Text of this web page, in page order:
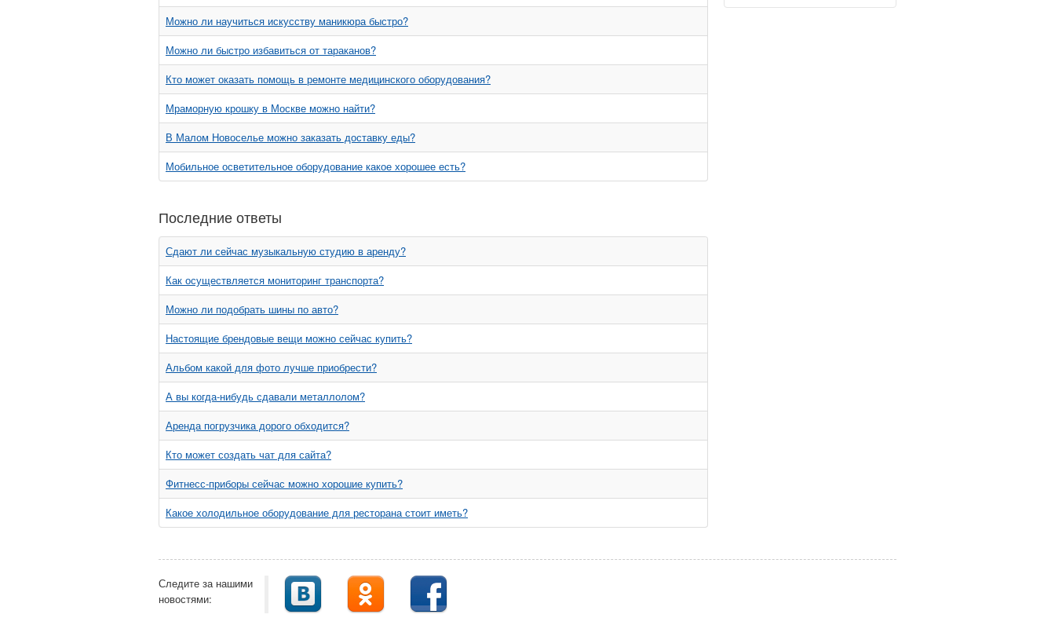
Можно ли научиться искусству маникюра быстро?
Можно ли быстро избавиться от тараканов?
Кто может оказать помощь в ремонте медицинского оборудования?
Мраморную крошку в Москве можно найти?
В Малом Новоселье можно заказать доставку еды?
Мобильное осветительное оборудование какое хорошее есть?
Последние ответы
Сдают ли сейчас музыкальную студию в аренду?
Как осуществляется мониторинг транспорта?
Можно ли подобрать шины по авто?
Настоящие брендовые вещи можно сейчас купить?
Альбом какой для фото лучше приобрести?
А вы когда-нибудь сдавали металлолом?
Аренда погрузчика дорого обходится?
Кто может создать чат для сайта?
Фитнесс-приборы сейчас можно хорошие купить?
Какое холодильное оборудование для ресторана стоит иметь?
Следите за нашими
новостями: